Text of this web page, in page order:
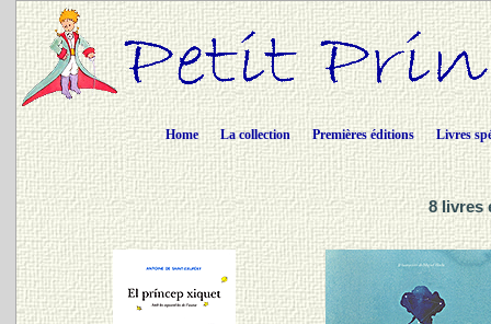
Home La collection Premières éditions Livres
8 livres